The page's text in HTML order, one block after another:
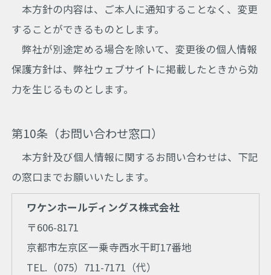
本方針の内容は、ご本人に通知することなく、変更
することができるものとします。
弊社が別途定める場合を除いて、変更後の個人情報
保護方針は、弊社ウェブサイトに掲載したときから効
力を生じるものとします。
第10条（お問い合わせ窓口）
本方針及び個人情報に関するお問い合わせは、下記
の窓口までお願いいたします。
ワケンホールディングス株式会社
〒606-8171
京都市左京区一乗寺西水干町17番地
TEL.（075）711-7171（代）